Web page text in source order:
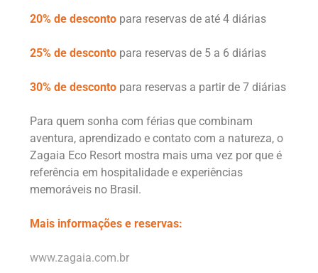
20% de desconto para reservas de até 4 diárias
25% de desconto para reservas de 5 a 6 diárias
30% de desconto para reservas a partir de 7 diárias
Para quem sonha com férias que combinam
aventura, aprendizado e contato com a natureza, o
Zagaia Eco Resort mostra mais uma vez por que é
referência em hospitalidade e experiências
memoráveis no Brasil.
Mais informações e reservas:
www.zagaia.com.br